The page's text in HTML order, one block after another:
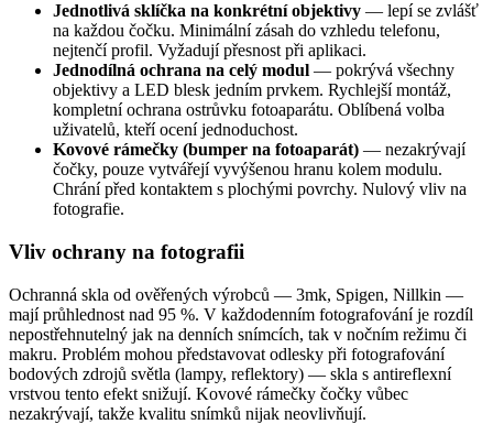
Jednotlivá sklíčka na konkrétní objektivy — lepí se zvlášť
na každou čočku. Minimální zásah do vzhledu telefonu,
nejtenčí profil. Vyžadují přesnost při aplikaci.
Jednodílná ochrana na celý modul — pokrývá všechny
objektivy a LED blesk jedním prvkem. Rychlejší montáž,
kompletní ochrana ostrůvku fotoaparátu. Oblíbená volba
uživatelů, kteří ocení jednoduchost.
Kovové rámečky (bumper na fotoaparát) — nezakrývají
čočky, pouze vytvářejí vyvýšenou hranu kolem modulu.
Chrání před kontaktem s plochými povrchy. Nulový vliv na
fotografie.
Vliv ochrany na fotografii
Ochranná skla od ověřených výrobců — 3mk, Spigen, Nillkin —
mají průhlednost nad 95 %. V každodenním fotografování je rozdíl
nepostřehnutelný jak na denních snímcích, tak v nočním režimu či
makru. Problém mohou představovat odlesky při fotografování
bodových zdrojů světla (lampy, reflektory) — skla s antireflexní
vrstvou tento efekt snižují. Kovové rámečky čočky vůbec
nezakrývají, takže kvalitu snímků nijak neovlivňují.